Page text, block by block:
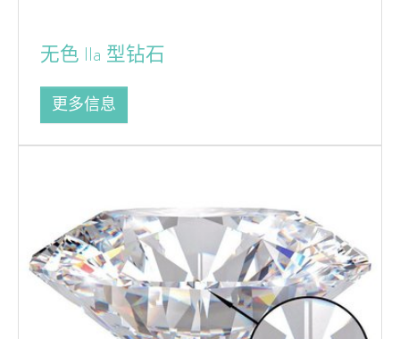
无色 IIa 型钻石
更多信息